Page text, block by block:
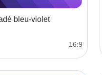
bleu-violet
16:9